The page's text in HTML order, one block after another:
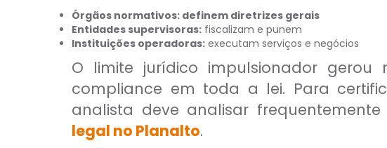
Órgãos normativos: definem diretrizes gerais
Entidades supervisoras: fiscalizam e punem
Instituições operadoras: executam serviços e negócios
O limite jurídico impulsionador gerou
compliance em toda a lei. Para
analista deve analisar
legal no Planalto.